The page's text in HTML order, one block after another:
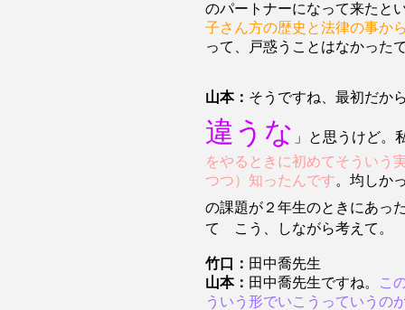
のパートナーになって来たと
子さん方の歴史と法律の事か
って、戸惑うことはなかった
山本： そうですね、最初だか
違うな 」と思うけど。
をやるときに初めてそういう
つつ）知ったんです。均しか
の課題が２年生のときにあっ
て こう、しながら考えて。
竹口： 田中喬先生
山本： 田中喬先生ですね。
こ
ういう形でいこうっていうの